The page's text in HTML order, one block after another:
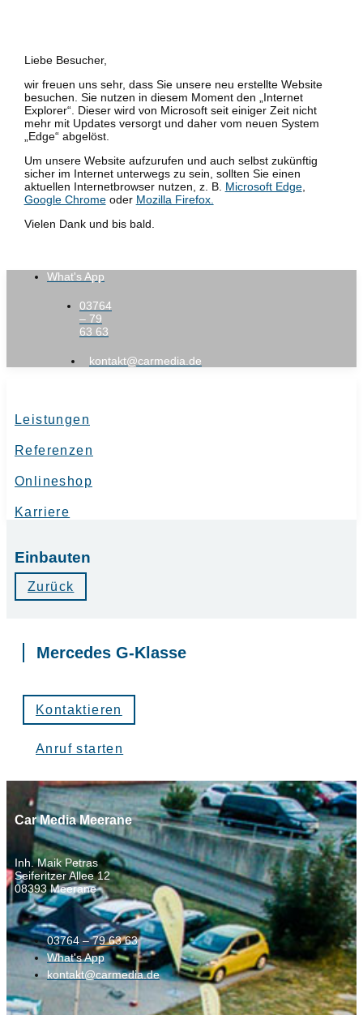
Liebe Besucher,
wir freuen uns sehr, dass Sie unsere neu erstellte Website
besuchen. Sie nutzen in diesem Moment den „Internet
Explorer“. Dieser wird von Microsoft seit einiger Zeit nicht
mehr mit Updates versorgt und daher vom neuen System
„Edge“ abgelöst.
Um unsere Website aufzurufen und auch selbst zukünftig
sicher im Internet unterwegs zu sein, sollten Sie einen
aktuellen Internetbrowser nutzen, z. B. Microsoft Edge,
Google Chromeoder Mozilla Firefox.
Vielen Dank und bis bald.
What's App
03764
– 79
63 63
kontakt@carmedia.de
Leistungen
Referenzen
Onlineshop
Karriere
Einbauten
Zurück
Mercedes G-Klasse
Kontaktieren
Anruf starten
Car Media Meerane
Inh. Maik Petras
Seiferitzer Allee 12
08393 Meerane
03764 – 79 63 63
What's App
kontakt@carmedia.de